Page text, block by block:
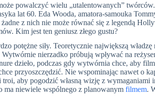
powalczyć wielu „utalentowanych”
lat 60. Eda Wooda, amatora-samouka
z nich nie może równać się z legendą
Kim jest ten geniusz złego gustu?
potężne siły. Teoretycznie największą
nierzadko próbują wpływać na
dzieło, podczas gdy wytwórnia chce, aby
przyoszczędzić. Nie wspominając nawet o
aby pogodzić własną wizję z wymaganiami
ma niewiele wspólnego z planowanym filmem.